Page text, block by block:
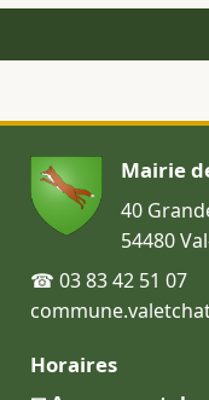
Mairie
40
54480
☎ 03 83 42 51 07
Horaires